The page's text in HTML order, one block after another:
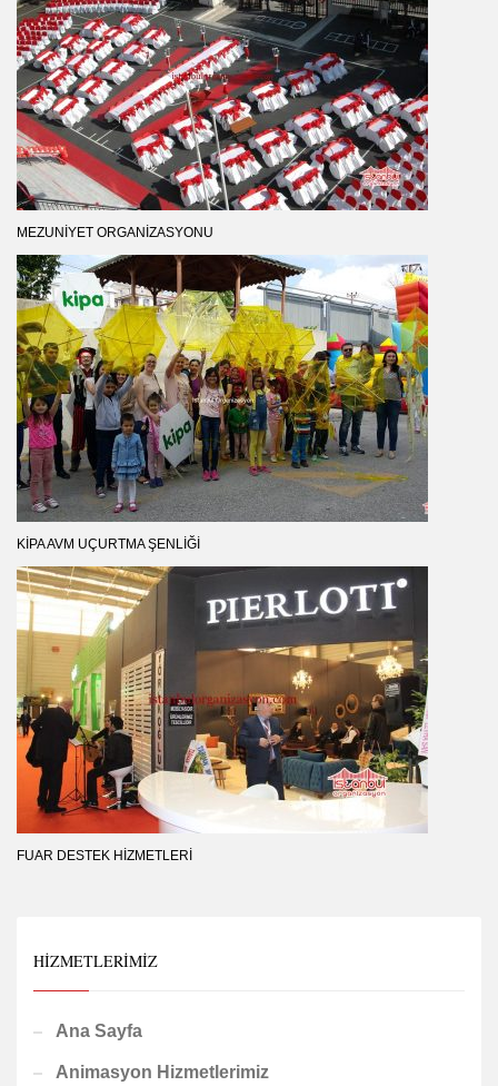
MEZUNIYET ORGANIZASYONU
KIPA AVM UÇURTMA ŞENLIĞI
FUAR DESTEK HIZMETLERI
HIZMETLERIMIZ
Ana Sayfa
Animasyon Hizmetlerimiz